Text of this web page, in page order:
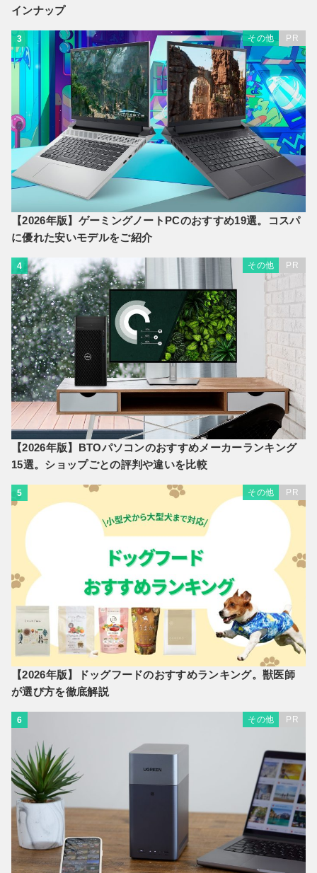
インナップ
3 その他 PR
【2026年版】ゲーミングノートPCのおすすめ19選。コスパ
に優れた安いモデルをご紹介
4 その他 PR
【2026年版】BTOパソコンのおすすめメーカーランキング
15選。ショップごとの評判や違いを比較
5 その他 PR
【2026年版】ドッグフードのおすすめランキング。獣医師
が選び方を徹底解説
6 その他 PR